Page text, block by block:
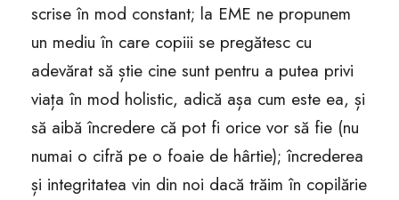
scrise în mod constant; la EME ne propunem
un mediu în care copiii se pregătesc cu
adevărat să știe cine sunt pentru a putea privi
viața în mod holistic, adică așa cum este ea, și
să aibă încredere că pot fi orice vor să fie (nu
numai o cifră pe o foaie de hârtie); încrederea
și integritatea vin din noi dacă trăim în copilărie